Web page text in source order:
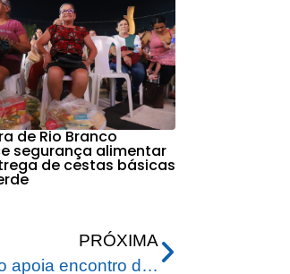
de Rio Branco
segurança alimentar
de cestas básicas
PRÓXIMA
Prefeitura de Rio Branco apoia encontro de escolinhas de futebol de base